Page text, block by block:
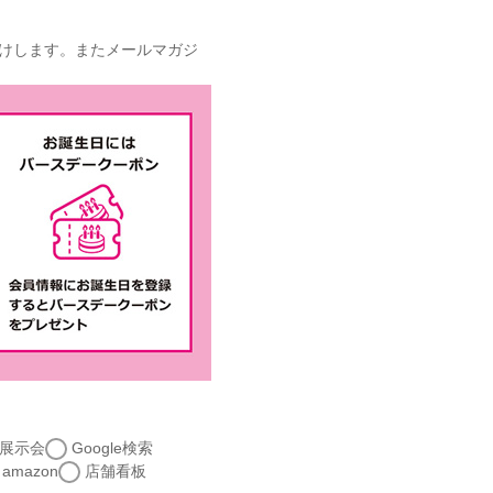
します。またメールマガジ
示会
Google検索
amazon
店舗看板